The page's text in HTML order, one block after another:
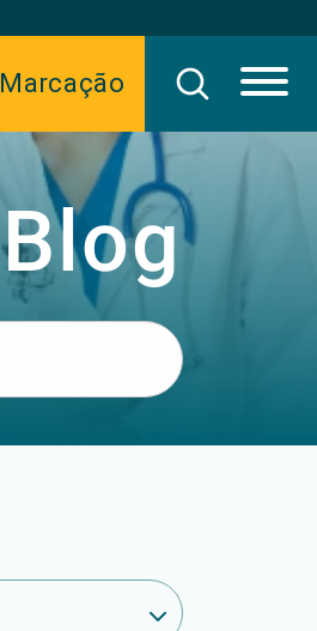
Marcação
Blog